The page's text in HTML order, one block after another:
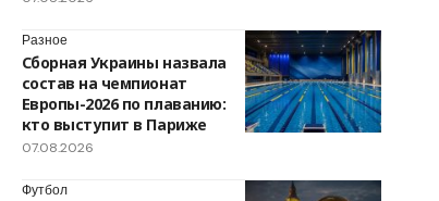
Разное
Сборная Украины назвала
состав на чемпионат
Европы-2026 по плаванию:
кто выступит в Париже
07.08.2026
Футбол